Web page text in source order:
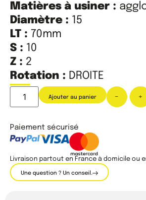
Matières à usiner :
Diamètre : 15
LT : 70mm
S : 10
Z : 2
Rotation : DROITE
- +
Ajouter au panier
Paiement sécurisé
Livraison partout en France à domicile ou
Une question ? Un conseil.